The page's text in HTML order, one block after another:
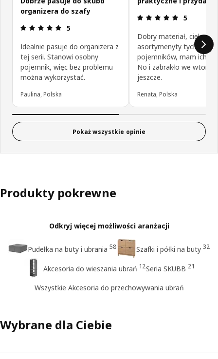
organizera do szafy
Opinia: 5 na 5 gwiazdki.
5
Idealnie pasuje do organizera z
tej serii. Stanowi osobny
pojemnik, więc bez problemu
można wykorzystać.
Paulina, Polska
Opinia: 5
5
Dobry materiał, ciekawe
asortymenyty tych
pojemników, mam ich
No i zabrakło we wtorek
jeszcze.
Renata, Polska
Pokaż wszystkie opinie
Produkty pokrewne
Odkryj więcej możliwości aranżacji
Pudełka na buty i ubrania 58 Szafki i półki na buty 32
Akcesoria do wieszania ubrań 12Seria SKUBB 21
Wszystkie Akcesoria do przechowywania ubrań
Wybrane dla Ciebie